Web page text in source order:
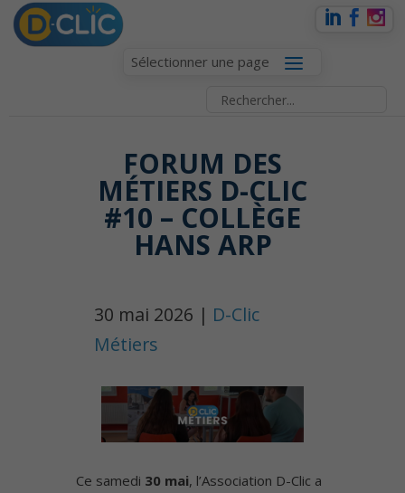
Sélectionner une page
FORUM DES
MÉTIERS D-CLIC
#10 – COLLÈGE
HANS ARP
30 mai 2026 | D-Clic
Métiers
Ce samedi 30 mai, l’Association D-Clic a